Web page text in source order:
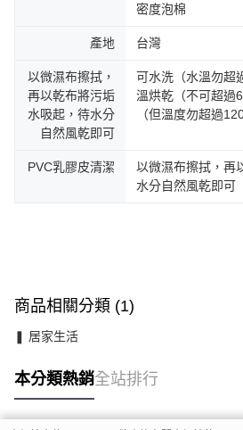
密度泡棉
產地 台灣
以微濕布擦拭，
再以乾布將污垢
水吸起，待水分
自然風乾即可
可水洗（水溫勿超
溫烘乾（不可超過
（但溫度勿超過120
PVC乳膠皮清潔
以微濕布擦拭，再
水分自然風乾即可
商品相關分類 (1)
❚ 居家生活
本分類熱銷全站排行